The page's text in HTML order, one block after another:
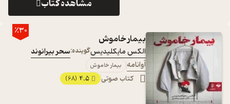
مشاهده کتاب
٪30
بیمار خاموش
الکس مایکلیدیسگوینده:سحر بیرانوند
آوانامه
بیمار خاموش
کتاب صوتی 4.5
(68)